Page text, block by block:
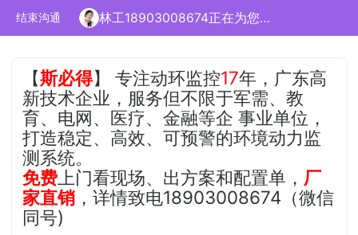
结束沟通 林工18903008674正在为您服务
【斯必得】 专注动环监控17年，广东高
新技术企业，服务但不限于军需、教
育、电网、医疗、金融等企 事业单位，
打造稳定、高效、可预警的环境动力监
测系统。
免费 上门看现场、出方案和配置单， 厂
家直销 ，详情致电18903008674（微信
同号)